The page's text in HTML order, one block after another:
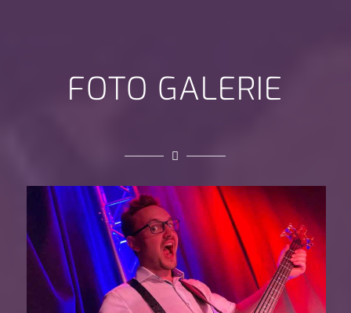
FOTO GALERIE